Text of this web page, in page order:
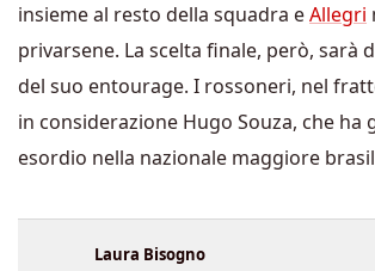
insieme al resto della squadra eAllegri
privarsene. La scelta finale, però, sarà
del suo entourage. I rossoneri, nel
in considerazione Hugo Souza, che ha
esordio nella nazionale maggiore
Laura Bisogno